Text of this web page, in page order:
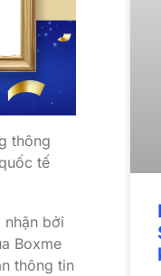
thông
tế
nhận bởi
Boxme
thông tin